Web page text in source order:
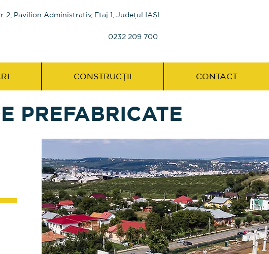
2, Pavilion Administrativ, Etaj 1, Județul IAȘI
0232 209 700
CONSTRUCȚII CONTACT
PREFABRICATE